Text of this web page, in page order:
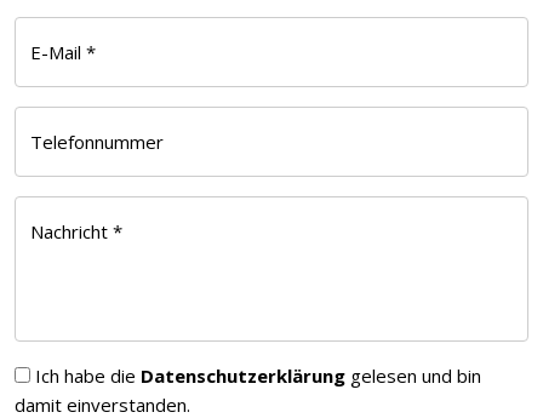
E-Mail *
Telefonnummer
Nachricht *
Ich habe die Datenschutzerklärung gelesen und bin
damit einverstanden.